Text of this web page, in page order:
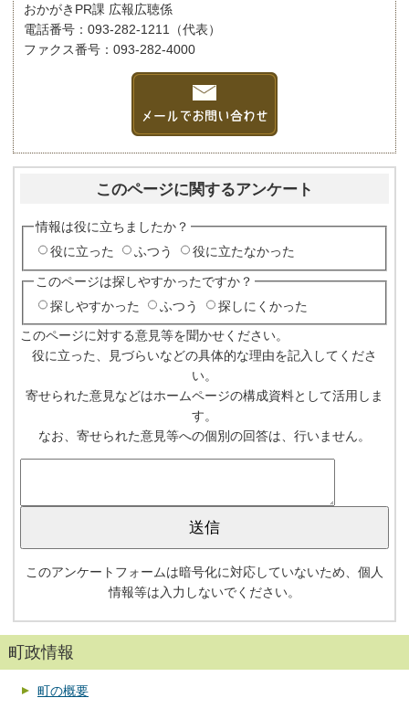
おかがきPR課 広報広聴係
電話番号：093-282-1211（代表）
ファクス番号：093-282-4000
このページに関するアンケート
情報は役に立ちましたか？
役に立った
ふつう 役に立たなかった
このページは探しやすかったですか？
探しやすかった
ふつう 探しにくかった
このページに対する意見等を聞かせください。
役に立った、見づらいなどの具体的な理由を記入してくださ
い。
寄せられた意見などはホームページの構成資料として活用しま
す。
なお、寄せられた意見等への個別の回答は、行いません。
このアンケートフォームは暗号化に対応していないため、個人
情報等は入力しないでください。
町政情報
町の概要